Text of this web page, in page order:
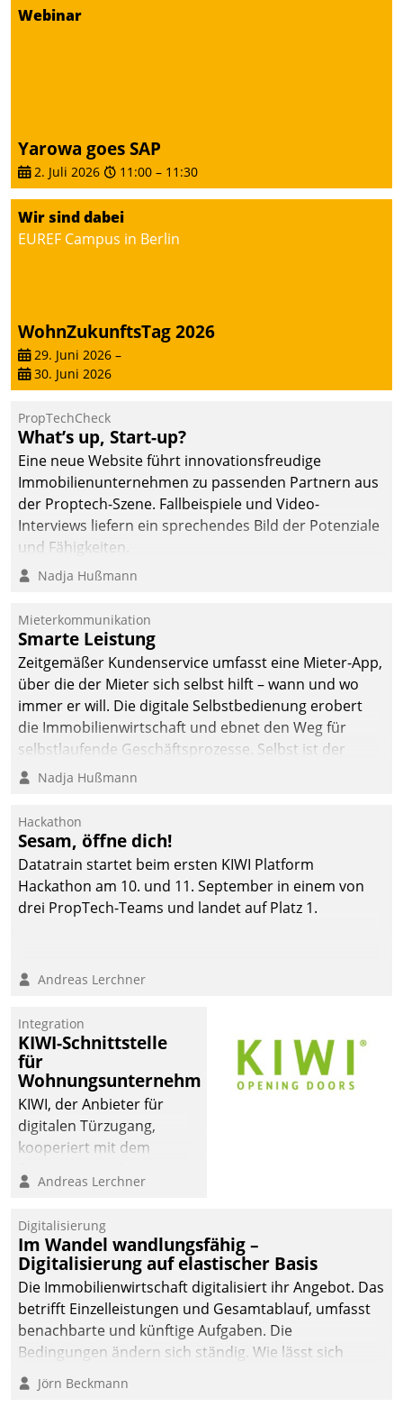
Dialogführung ermöglicht
Webinar
Yarowa goes SAP
2. Juli 2026 11:00 – 11:30
Wir sind dabei
EUREF Campus in Berlin
WohnZukunftsTag 2026
29. Juni 2026 –
30. Juni 2026
PropTechCheck
What’s up, Start-up?
Eine neue Website führt innovationsfreudige
Immobilienunternehmen zu passenden Partnern aus
der Proptech-Szene. Fallbeispiele und Video-
Interviews liefern ein sprechendes Bild der Potenziale
und Fähigkeiten.
Nadja Hußmann
Mieterkommunikation
Smarte Leistung
Zeitgemäßer Kundenservice umfasst eine Mieter-App,
über die der Mieter sich selbst hilft – wann und wo
immer er will. Die digitale Selbstbedienung erobert
die Immobilienwirtschaft und ebnet den Weg für
selbstlaufende Geschäftsprozesse. Selbst ist der
Kunde und smart der Serviceanbieter.
Nadja Hußmann
Hackathon
Sesam, öffne dich!
Datatrain startet beim ersten KIWI Platform
Hackathon am 10. und 11. September in einem von
drei PropTech-Teams und landet auf Platz 1.
Andreas Lerchner
Integration
KIWI-Schnittstelle
für
Wohnungsunternehmen
KIWI, der Anbieter für
digitalen Türzugang,
kooperiert mit dem
Softwareentwicklungshaus
Andreas Lerchner
Digitalisierung
Im Wandel wandlungsfähig –
Digitalisierung auf elastischer Basis
Die Immobilienwirtschaft digitalisiert ihr Angebot. Das
betrifft Einzelleistungen und Gesamtablauf, umfasst
benachbarte und künftige Aufgaben. Die
Bedingungen ändern sich ständig. Wie lässt sich
technisch die Kontrolle wahren und zugleich Freiraum
fürs Wachsen öffnen?
Jörn Beckmann